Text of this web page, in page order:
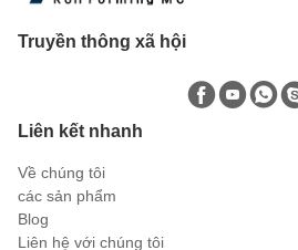
Truyền thông xã hội
Liên kết nhanh
Về chúng tôi
các sản phẩm
Blog
Liên hệ với chúng tôi